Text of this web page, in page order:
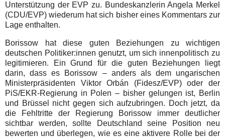
Unterstützung der EVP zu. Bundeskanzlerin Angela Merkel
(CDU/EVP) wiederum hat sich bisher eines Kommentars zur
Lage enthalten.
Borissow hat diese guten Beziehungen zu wichtigen
deutschen Politiker:innen genutzt, um sich innenpolitisch zu
legitimieren. Ein Grund für die guten Beziehungen liegt
darin, dass es Borissow – anders als dem ungarischen
Ministerpräsidenten Viktor Orbán (Fidesz/EVP) oder der
PiS/EKR-Regierung in Polen – bisher gelungen ist, Berlin
und Brüssel nicht gegen sich aufzubringen. Doch jetzt, da
die Fehltritte der Regierung Borissow immer deutlicher
sichtbar werden, sollte Deutschland seine Position neu
bewerten und überlegen, wie es eine aktivere Rolle bei der